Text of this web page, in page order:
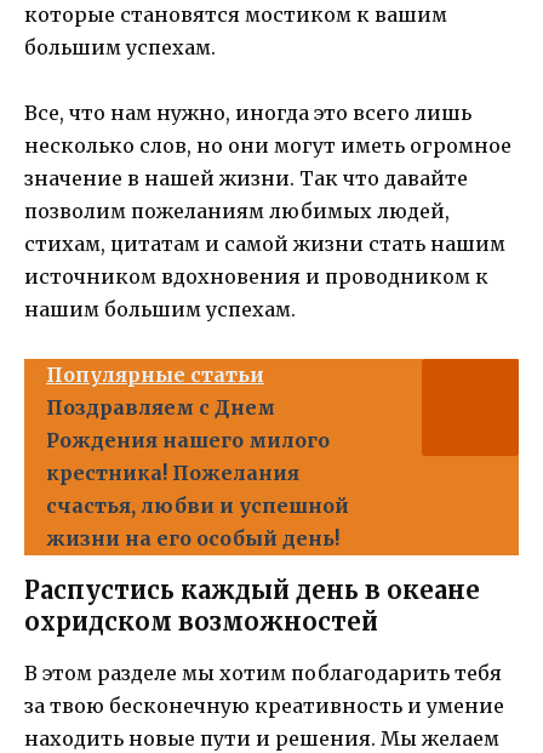
которые становятся мостиком к вашим
большим успехам.
Все, что нам нужно, иногда это всего лишь
несколько слов, но они могут иметь огромное
значение в нашей жизни. Так что давайте
позволим пожеланиям любимых людей,
стихам, цитатам и самой жизни стать нашим
источником вдохновения и проводником к
нашим большим успехам.
Популярные статьи
Поздравляем с Днем
Рождения нашего милого
крестника! Пожелания
счастья, любви и успешной
жизни на его особый день!
Распустись каждый день в океане
охридском возможностей
В этом разделе мы хотим поблагодарить тебя
за твою бесконечную креативность и умение
находить новые пути и решения. Мы желаем